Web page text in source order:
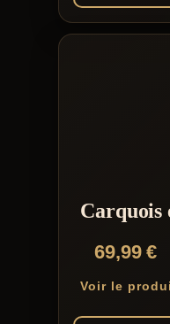
produit
Carquois
69,99€
Voir le